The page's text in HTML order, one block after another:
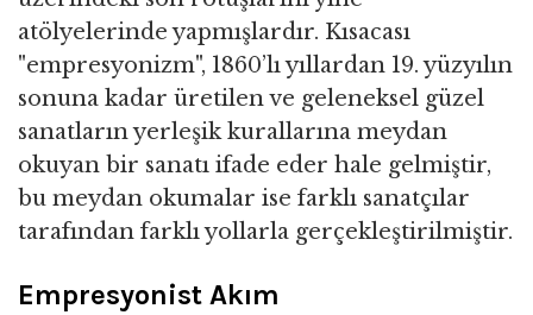
atölyelerinde yapmışlardır. Kısacası
"empresyonizm", 1860’lı yıllardan 19. yüzyılın
sonuna kadar üretilen ve geleneksel güzel
sanatların yerleşik kurallarına meydan
okuyan bir sanatı ifade eder hale gelmiştir,
bu meydan okumalar ise farklı sanatçılar
tarafından farklı yollarla gerçekleştirilmiştir.
Empresyonist Akım